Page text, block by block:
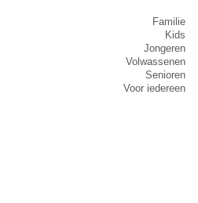
Familie
Kids
Jongeren
Volwassenen
Senioren
Voor iedereen